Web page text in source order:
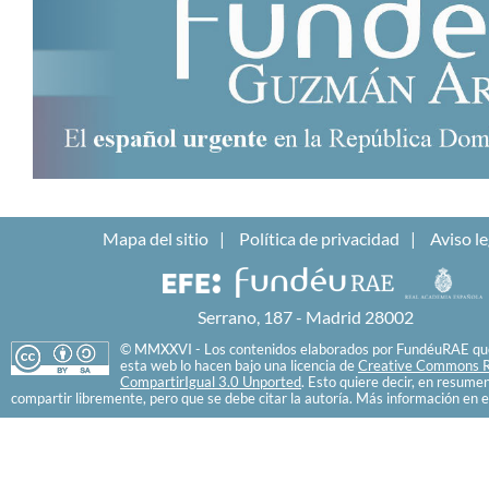
Mapa del sitio Política de privacidad Aviso
Serrano, 187 - Madrid 28002
© MMXXVI - Los contenidos elaborados por FundéuRAE
esta web lo hacen bajo una licencia de Creative Commons
CompartirIgual 3.0 Unported. Esto quiere decir, en
compartir libremente, pero que se debe citar la autoría. Más información en